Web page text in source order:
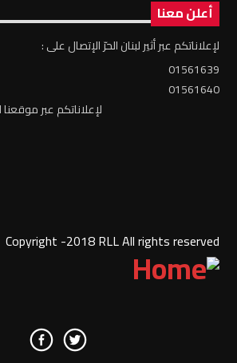
أعلن معنا
لإعلاناتكم عبر أثير لبنان الحرّ الإتصال على :
01561639
01561640
لإعلاناتكم عبر موقعنا
Copyright -2018 RLL All rights reserved